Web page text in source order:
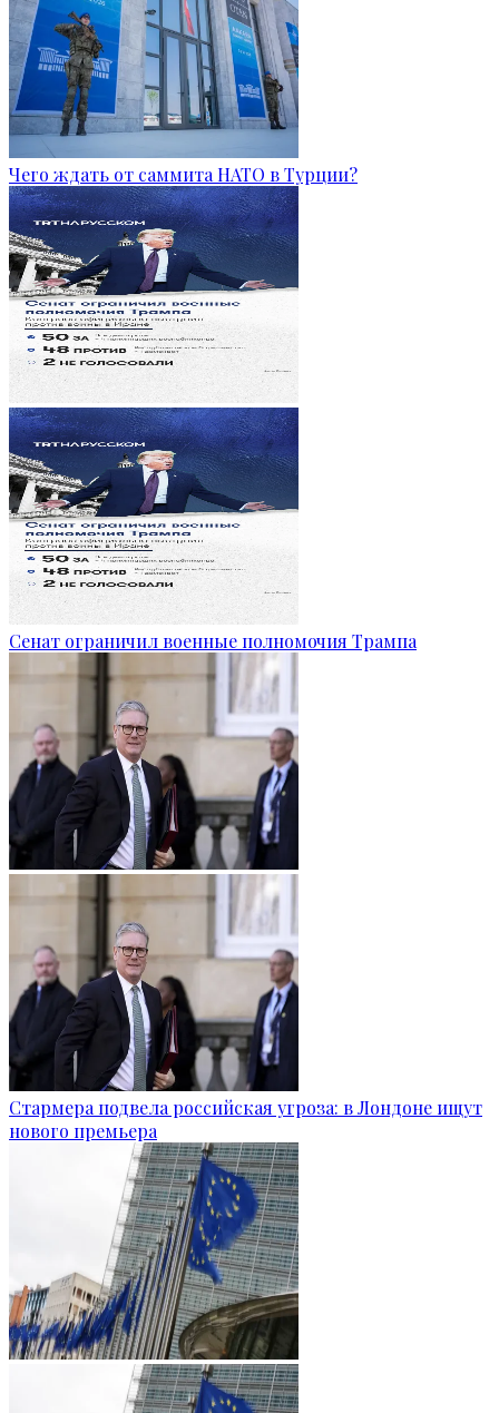
Чего ждать от саммита НАТО в Турции?
Сенат ограничил военные полномочия Трампа
Стармера подвела российская угроза: в Лондоне ищут
нового премьера